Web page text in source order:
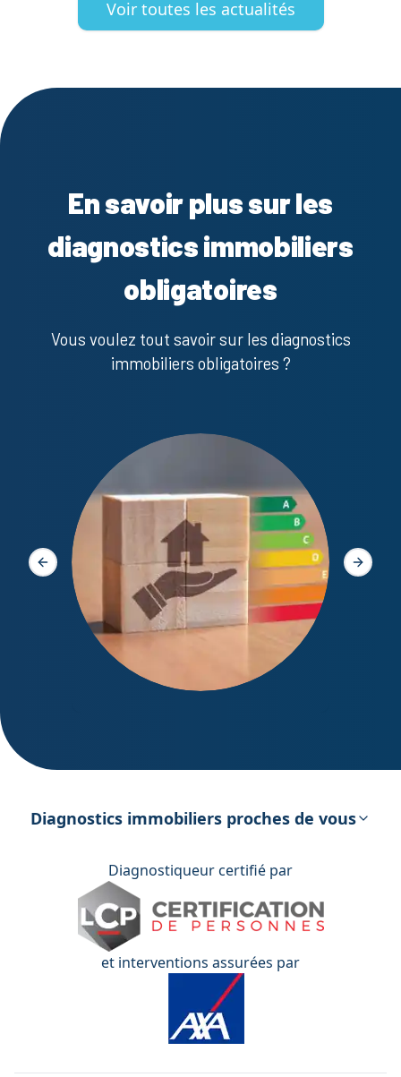
Voir toutes les actualités
En savoir plus sur les
diagnostics immobiliers
obligatoires
Vous voulez tout savoir sur les diagnostics
immobiliers obligatoires ?
énergétique
Slide précédente Slide
Diagnostics immobiliers proches de vous
Diagnostiqueur certifié par
et interventions assurées par